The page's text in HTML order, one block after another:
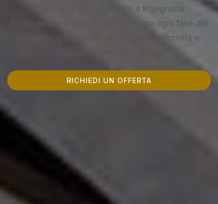
dedicato di progettazione e ingegneria,
produzione e installazione, gestiamo ogni fase del
progetto, garantendo precisione, conformità e
RICHIEDI UN OFFERTA